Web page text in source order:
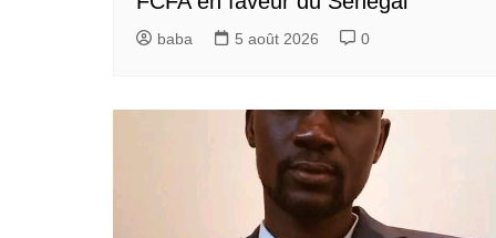
baba 5 août 2026 0